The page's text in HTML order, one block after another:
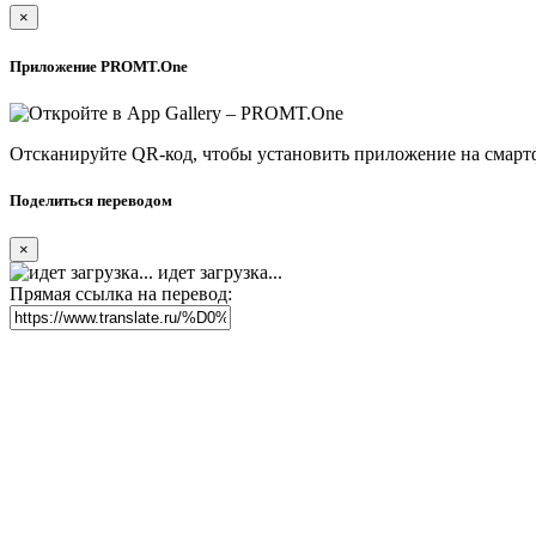
×
Приложение PROMT.One
Отсканируйте QR-код, чтобы установить приложение на
Поделиться переводом
×
идет загрузка...
Прямая ссылка на перевод: